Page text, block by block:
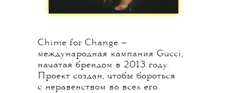
Chime for Change —
международная кампания Gucci,
начатая брендом в 2013 году.
Проект создан, чтобы бороться
с неравенством во всех его